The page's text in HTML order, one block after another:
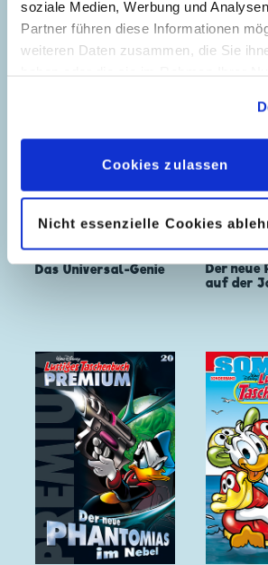
soziale Medien, Werbung und
Partner führen diese Informationen
weiteren Daten zusammen, die Sie
geben, können Sie diese jederzeit in
Datenschutzerklärungwieder
Cookies zulassen
Nicht essenzielle Cookies
Das Universal-Genie
Der neue
auf der